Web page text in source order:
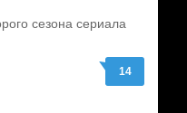
сезона сериала
14